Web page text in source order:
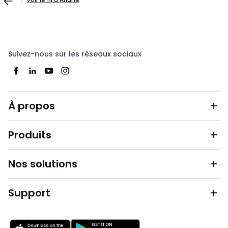
Suivez-nous sur les réseaux sociaux
À propos
Produits
Nos solutions
Support